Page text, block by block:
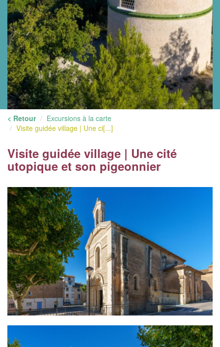
< Retour
Excursions à la carte
Visite guidée village | Une ci[...]
Visite guidée village | Une cité
utopique et son pigeonnier